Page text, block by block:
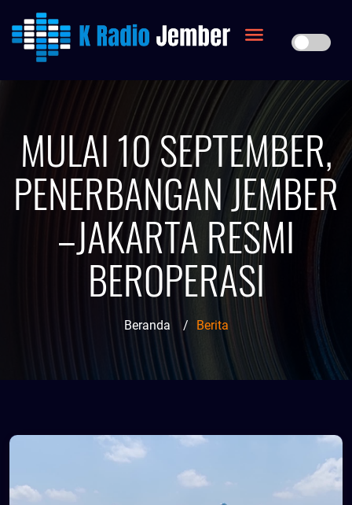
MULAI 10 SEPTEMBER,
PENERBANGAN JEMBER
–JAKARTA RESMI
BEROPERASI
Beranda / Berita